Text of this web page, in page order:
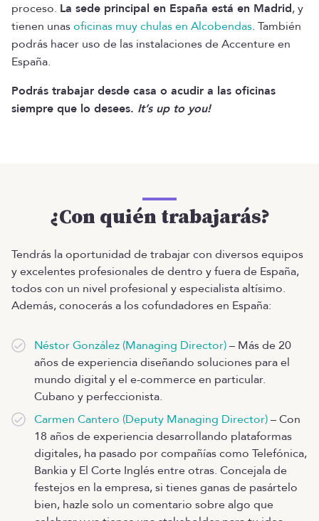
proceso. La sede principal en España está en Madrid, y
tienen unasoficinas muy chulas en Alcobendas. También
podrás hacer uso de las instalaciones de Accenture en
España.
Podrás trabajar desde casa o acudir a las oficinas
siempre que lo desees. It’s up to you!
¿Con quién trabajarás?
Tendrás la oportunidad de trabajar con diversos equipos
y excelentes profesionales de dentro y fuera de España,
todos con un nivel profesional y especialista altísimo.
Además, conocerás a los cofundadores en España:
Néstor González (Managing Director)– Más de 20
años de experiencia diseñando soluciones para el
mundo digital y el e-commerce en particular.
Cubano y perfeccionista.
Carmen Cantero (Deputy Managing Director)– Con
18 años de experiencia desarrollando plataformas
digitales, ha pasado por compañías como Telefónica,
Bankia y El Corte Inglés entre otras. Concejala de
festejos en la empresa, si tienes ganas de pasártelo
bien, hazle solo un comentario sobre algo que